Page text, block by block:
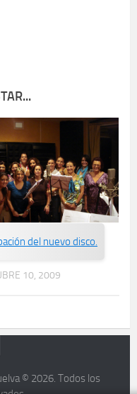
del nuevo disco.
10, 2009
© 2026. Todos los